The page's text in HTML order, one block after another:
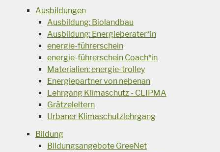
Ausbildungen
Ausbildung: Biolandbau
Ausbildung: Energieberater*in
energie-führerschein
energie-führerschein Coach*in
Materialien: energie-trolley
Energiepartner von nebenan
Lehrgang Klimaschutz - CLIPMA
Grätzeleltern
Urbaner Klimaschutzlehrgang
Bildung
Bildungsangebote GreeNet